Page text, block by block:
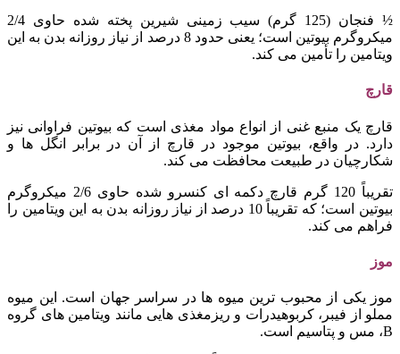
½ فنجان (125 گرم) سیب زمینی شیرین پخته شده حاوی 2/4
میکروگرم بیوتین است؛ یعنی حدود 8 درصد از نیاز روزانه بدن به این
ویتامین را تأمین می کند.
قارچ
قارچ یک منبع غنی از انواع مواد مغذی است که بیوتین فراوانی نیز
دارد. در واقع، بیوتین موجود در قارچ از آن در برابر انگل ها و
شکارچیان در طبیعت محافظت می کند.
تقریباً 120 گرم قارچ دکمه ای کنسرو شده حاوی 2/6 میکروگرم
بیوتین است؛ که تقریباً 10 درصد از نیاز روزانه بدن به این ویتامین را
فراهم می کند.
موز
موز یکی از محبوب ترین میوه ها در سراسر جهان است. این میوه
مملو از فیبر، کربوهیدرات و ریزمغذی هایی مانند ویتامین های گروه
B، مس و پتاسیم است.